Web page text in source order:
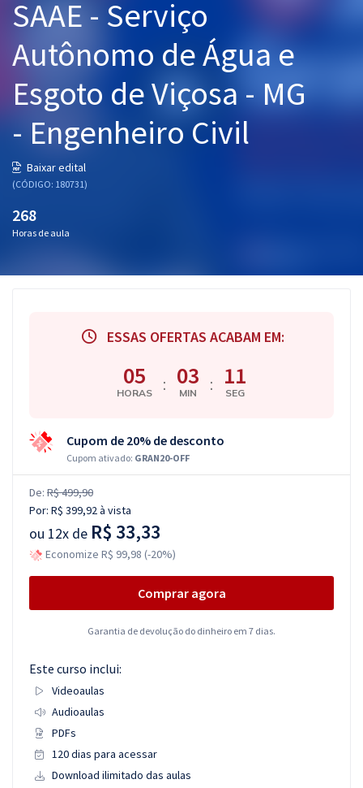
Pós
Graduação
OAB
Mentorias
Questões grátis
Blog
SAAE - Serviço
Autônomo de Água e
Esgoto de Viçosa - MG
- Engenheiro Civil
Baixar edital
(CÓDIGO: 180731)
268
Horas de aula
ESSAS OFERTAS ACABAM EM:
05
HORAS : 03
MIN : 10
SEG
Cupom de 20% de desconto
Cupom ativado: GRAN20-OFF
De: R$ 499,90
Por: R$ 399,92à vista
ou 12x de R$ 33,33
Economize R$ 99,98 (-20%)
Comprar agora
Garantia de devolução do dinheiro em 7 dias.
Este curso inclui:
Videoaulas
Audioaulas
PDFs
120 dias para acessar
Download ilimitado das aulas